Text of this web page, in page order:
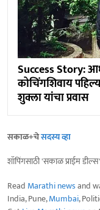
Success Story:
कोचिंगशिवाय
शुक्ला यांचा प्रवास
सकाळ+चेसदस्य व्हा
शॉपिंगसाठी 'सकाळ प्राईम
Read Marathi newsand
India, Pune,Mumbai,